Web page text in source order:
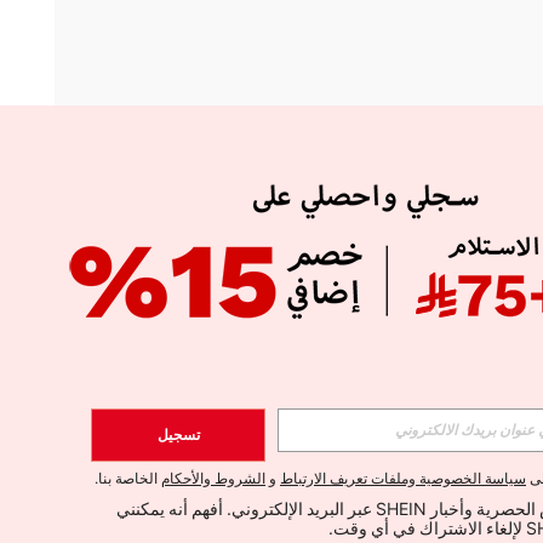
APP
الإشتراك
اشتراك
تسجيل
سياسة الخصوصية وملفات تعريف الارتباط و الشروط والأحكام الخاصة بنا.
أود تلقي العروض الحصرية وأخبار SHEIN عبر البريد الإلكتروني. أفهم أنه يمكنني